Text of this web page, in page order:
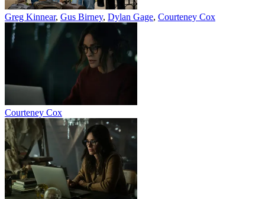
Greg Kinnear, Gus Birney, Dylan Gage, Courteney Cox
Courteney Cox